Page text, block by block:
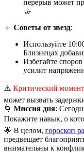
перерыв может
🤝
🔸 Советы от звезд:
Используйте
Близнецах
Избегайте
усилит
⚠️ Критический
может вызвать
🌀 Миссия дня:
Покажите навык, о
🌟 В целом, гороскоп
предвещает
внимательны к